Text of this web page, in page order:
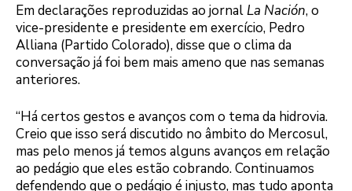
Em declarações reproduzidas ao jornalLa Nación, o
vice-presidente e presidente em exercício, Pedro
Alliana (Partido Colorado), disse que o clima da
conversação já foi bem mais ameno que nas semanas
anteriores.
“Há certos gestos e avanços com o tema da hidrovia.
Creio que isso será discutido no âmbito do Mercosul,
mas pelo menos já temos alguns avanços em relação
ao pedágio que eles estão cobrando. Continuamos
defendendo que o pedágio é injusto, mas tudo aponta